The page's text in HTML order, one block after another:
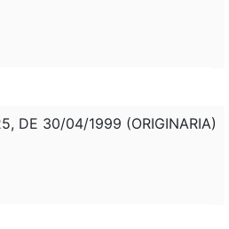
DE 30/04/1999 (ORIGINARIA)